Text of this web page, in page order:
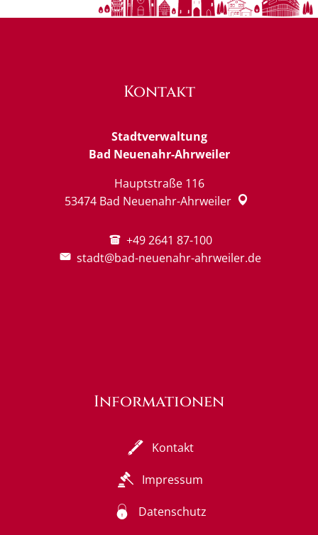
Kontakt
Stadtverwaltung
Bad Neuenahr-Ahrweiler
Hauptstraße 116
53474 Bad Neuenahr-Ahrweiler
+49 2641 87-100
stadt@bad-neuenahr-ahrweiler.de
Informationen
Kontakt
Impressum
Datenschutz